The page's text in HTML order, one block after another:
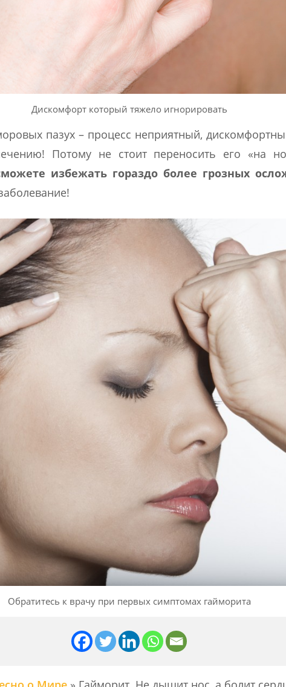
Дискомфорт который тяжело игнорировать
пазух – процесс неприятный,
Потому не стоит переносить его «на
избежать гораздо более грозных
Обратитесь к врачу при первых симптомах гайморита